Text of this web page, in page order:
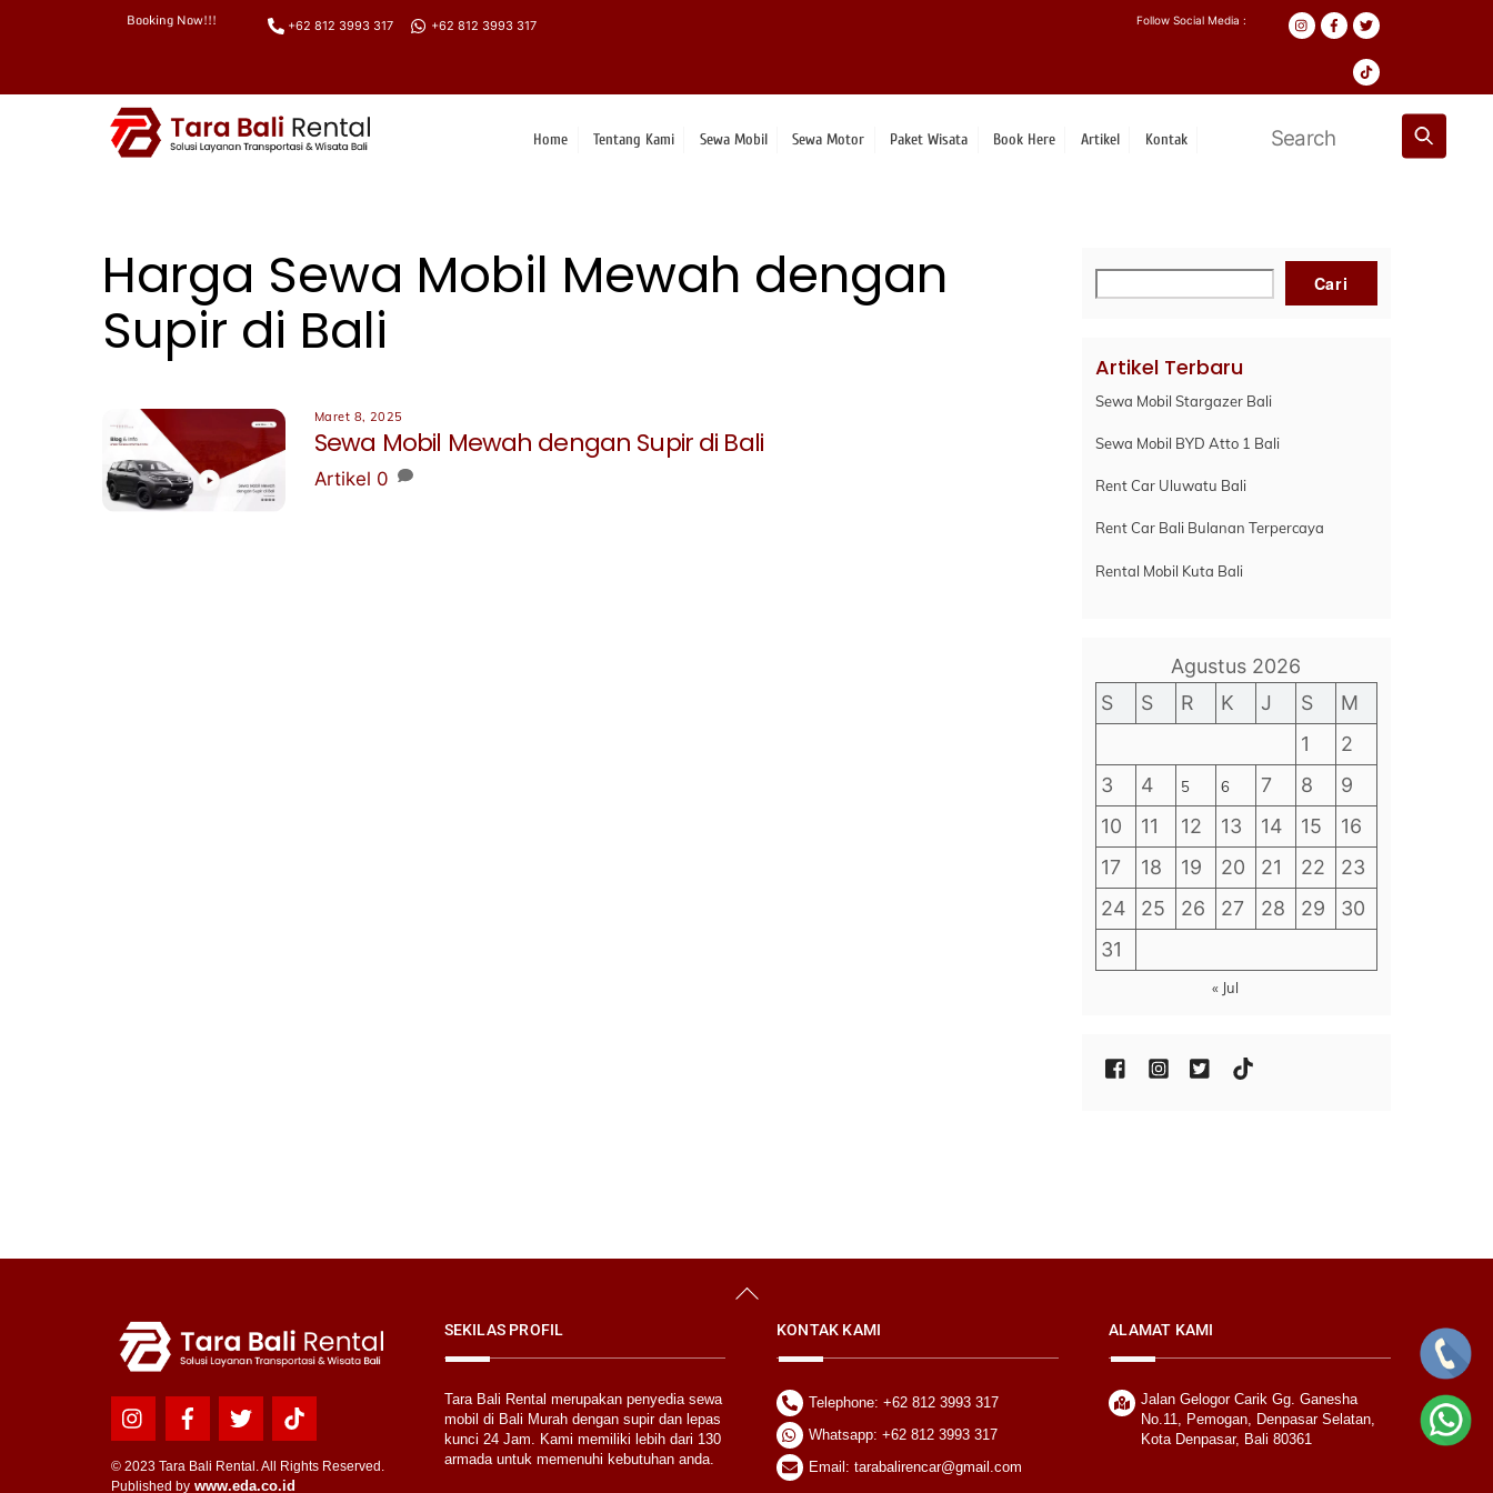
Booking Now!!! +62 812 3993 317 +62 812 3993 317 Follow Social Media :
Home Tentang Kami Sewa Mobil Sewa Motor Paket Wisata Book Here Artikel Kontak
Harga Sewa Mobil Mewah dengan
Supir di Bali
Maret 8, 2025
Sewa Mobil Mewah dengan Supir di Bali
Artikel 0
Cari Cari
Artikel Terbaru
Sewa Mobil Stargazer Bali
Sewa Mobil BYD Atto 1 Bali
Rent Car Uluwatu Bali
Rent Car Bali Bulanan Terpercaya
Rental Mobil Kuta Bali
Agustus 2026
S
S R K J S
M
1
2
3
4 5 6 7 8
9
10
11 12 13 14 15
16
17
18 19 20 21 22
23
24
25 26 27 28 29
30
31
« Jul
Back
Icon
label
Icon
label
Icon
label
Icon
label
© 2023 Tara Bali Rental. All Rights Reserved.
Published by www.eda.co.id
SEKILAS PROFIL
Tara Bali Rental merupakan penyedia sewa
mobil di Bali Murah dengan supir dan lepas
kunci 24 Jam. Kami memiliki lebih dari 130
armada untuk memenuhi kebutuhan anda.
KONTAK KAMI
Telephone: +62 812 3993 317
Whatsapp: +62 812 3993 317
Email: tarabalirencar@gmail.com
ALAMAT KAMI
Jalan Gelogor Carik Gg. Ganesha
No.11, Pemogan, Denpasar Selatan,
Kota Denpasar, Bali 80361